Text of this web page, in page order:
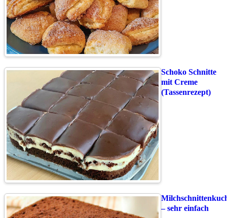
Schoko Schnitte
mit Creme
(Tassenrezept)
– sehr einfach